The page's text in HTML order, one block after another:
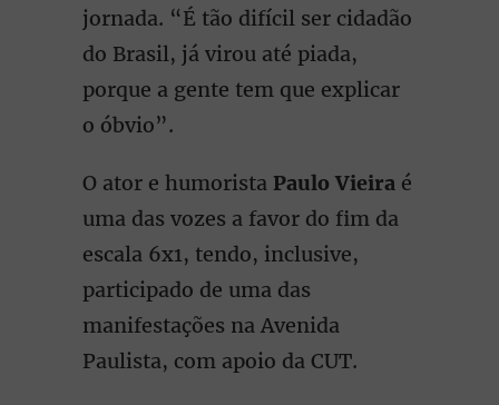
jornada. “É tão difícil ser cidadão
do Brasil, já virou até piada,
porque a gente tem que explicar
o óbvio”.
O ator e humorista Paulo Vieira é
uma das vozes a favor do fim da
escala 6x1, tendo, inclusive,
participado de uma das
manifestações na Avenida
Paulista, com apoio da CUT.